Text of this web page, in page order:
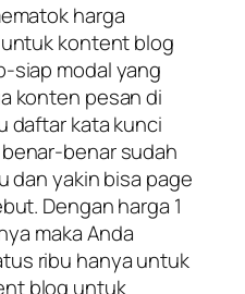
harga
kontent blog
siap modal yang
konten pesan di
daftar kata kunci
benar sudah
dan yakin bisa page
Dengan harga 1
maka Anda
ribu hanya untuk
blog untuk